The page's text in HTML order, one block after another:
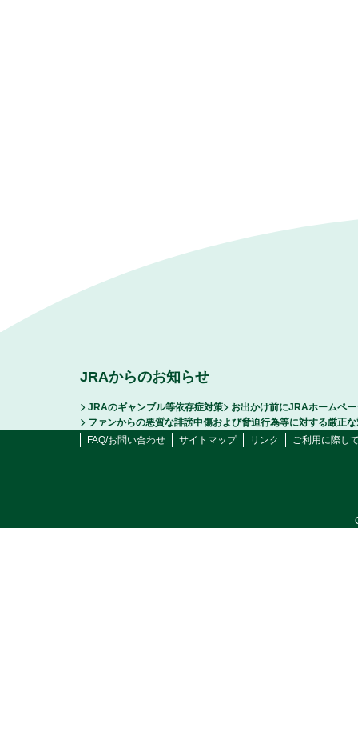
JRAからのお知らせ
JRAのギャンブル等依存症対策
お出かけ前にJRAホームペ
ファンからの悪質な誹謗中傷および脅迫行為等に対する厳正
FAQ/お問い合わせ
サイトマップ リンク ご利用に際し